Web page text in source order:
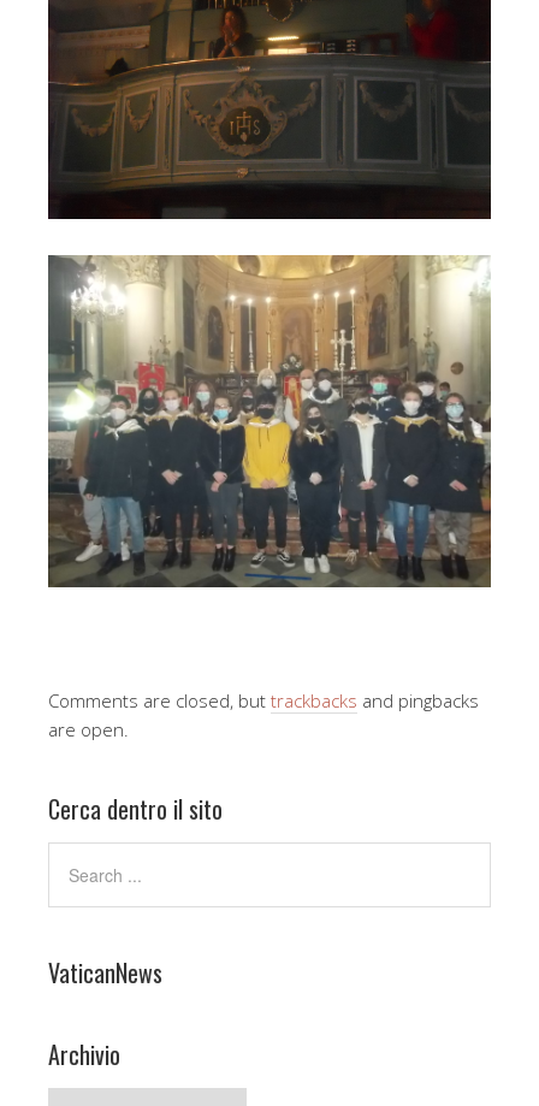
Comments are closed, but trackbacks and pingbacks
are open.
Cerca dentro il sito
VaticanNews
Archivio